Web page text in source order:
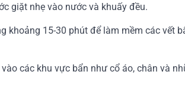
giặt nhẹ vào nước và khuấy đều.
khoảng 15-30 phút để làm mềm các vết
các khu vực bẩn như cổ áo, chân và